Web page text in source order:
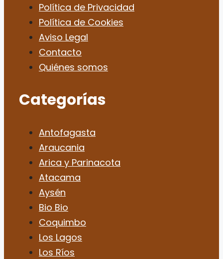
Política de Privacidad
Política de Cookies
Aviso Legal
Contacto
Quiénes somos
Categorías
Antofagasta
Araucania
Arica y Parinacota
Atacama
Aysén
Bio Bio
Coquimbo
Los Lagos
Los Ríos